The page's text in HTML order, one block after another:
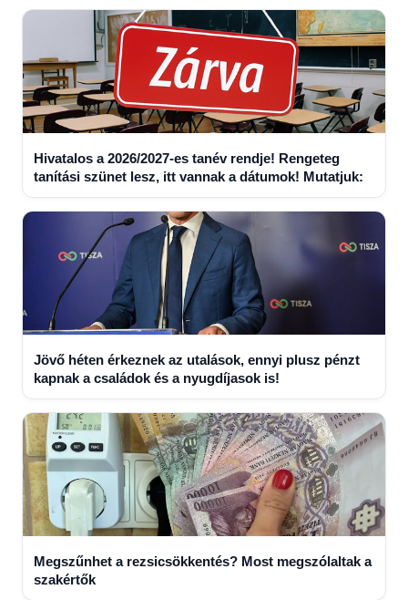
Hivatalos a 2026/2027-es tanév rendje! Rengeteg
tanítási szünet lesz, itt vannak a dátumok! Mutatjuk:
Jövő héten érkeznek az utalások, ennyi plusz pénzt
kapnak a családok és a nyugdíjasok is!
Megszűnhet a rezsicsökkentés? Most megszólaltak a
szakértők